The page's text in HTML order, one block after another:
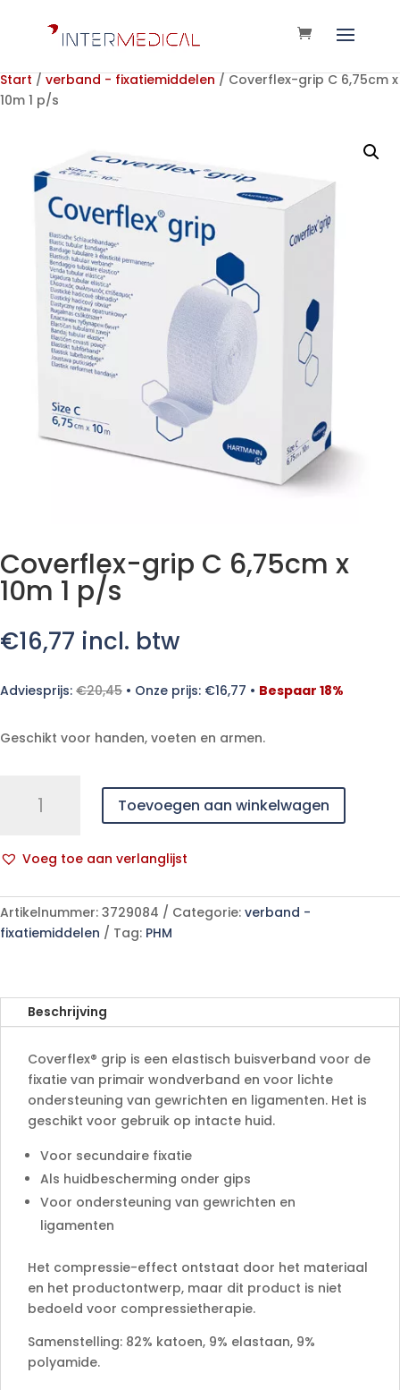
Start / verband - fixatiemiddelen / Coverflex-grip C 6,75cm x
10m 1 p/s
Coverflex-grip C 6,75cm x
10m 1 p/s
€16,77 incl. btw
Adviesprijs: €20,45 • Onze prijs: €16,77 • Bespaar 18%
Geschikt voor handen, voeten en armen.
x
1
p/s
Toevoegen aan winkelwagen
Voeg toe aan verlanglijst
l
t
e
a
t
Artikelnummer: 3729084 Categorie: verband -
fixatiemiddelen
Tag: PHM
Beschrijving
Coverflex® grip is een elastisch buisverband voor de
fixatie van primair wondverband en voor lichte
ondersteuning van gewrichten en ligamenten. Het is
geschikt voor gebruik op intacte huid.
Voor secundaire fixatie
Als huidbescherming onder gips
Voor ondersteuning van gewrichten en
ligamenten
Het compressie-effect ontstaat door het materiaal
en het productontwerp, maar dit product is niet
bedoeld voor compressietherapie.
Samenstelling: 82% katoen, 9% elastaan, 9%
polyamide.